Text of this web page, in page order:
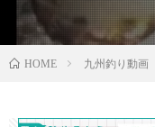
HOME 九州釣り動画